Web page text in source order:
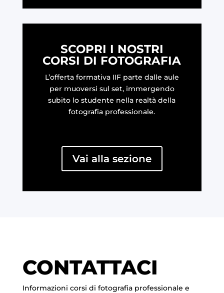
SCOPRI I NOSTRI
CORSI DI FOTOGRAFIA
L’offerta formativa IIF parte dalle aule
per muoversi sul set, immergendo
subito lo studente nella realtà della
fotografia professionale.
Vai alla sezione
CONTATTACI
Informazioni corsi di fotografia professionale e